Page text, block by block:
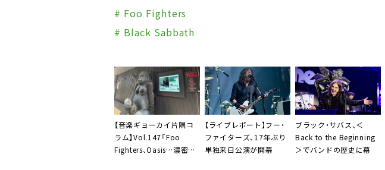
# Foo Fighters
# Black Sabbath
【音楽ギョーカイ片隅コ
ラム】Vol.147「Foo
Fighters、Oasis…濃密な
【ライブレポート】フー・
ファイターズ、17年ぶり
単独来日公演が開幕
ブラック・サバス、＜
Back to the Beginning
＞でバンドの歴史に幕